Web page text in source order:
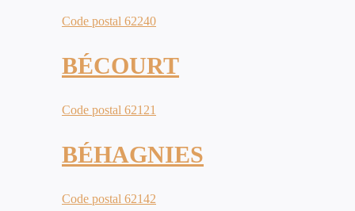
Code postal 62240
BÉCOURT
Code postal 62121
BÉHAGNIES
Code postal 62142